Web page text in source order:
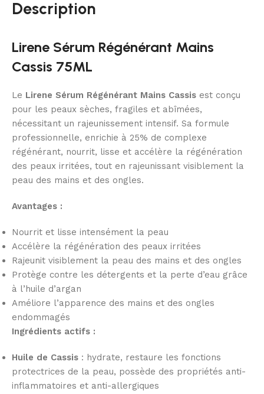
Description
Lirene Sérum Régénérant Mains
Cassis 75ML
Le Lirene Sérum Régénérant Mains Cassis est conçu
pour les peaux sèches, fragiles et abîmées,
nécessitant un rajeunissement intensif. Sa formule
professionnelle, enrichie à 25% de complexe
régénérant, nourrit, lisse et accélère la régénération
des peaux irritées, tout en rajeunissant visiblement la
peau des mains et des ongles.
Avantages :
Nourrit et lisse intensément la peau
Accélère la régénération des peaux irritées
Rajeunit visiblement la peau des mains et des ongles
Protège contre les détergents et la perte d’eau grâce
à l’huile d’argan
Améliore l’apparence des mains et des ongles
endommagés
Ingrédients actifs :
Huile de Cassis : hydrate, restaure les fonctions
protectrices de la peau, possède des propriétés anti-
inflammatoires et anti-allergiques